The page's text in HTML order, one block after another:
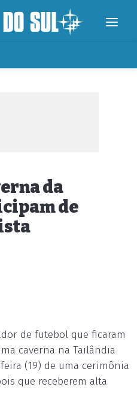
da
de
de futebol que ficaram
caverna na Tailândia
(19) de uma cerimônia
que receberem alta